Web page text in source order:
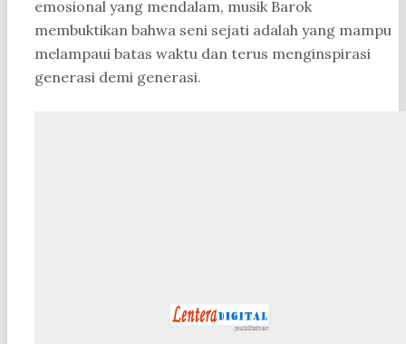
emosional yang mendalam, musik Barok
membuktikan bahwa seni sejati adalah yang mampu
melampaui batas waktu dan terus menginspirasi
generasi demi generasi.